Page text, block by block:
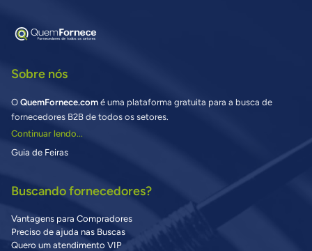
Sobre nós
O QuemFornece.com é uma plataforma gratuita para a busca de
fornecedores B2B de todos os setores.
Continuar lendo...
Guia de Feiras
Buscando fornecedores?
Vantagens para Compradores
Preciso de ajuda nas Buscas
Quero um atendimento VIP